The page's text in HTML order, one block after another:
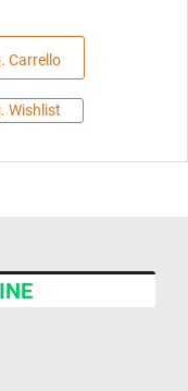
Carrello
Wishlist